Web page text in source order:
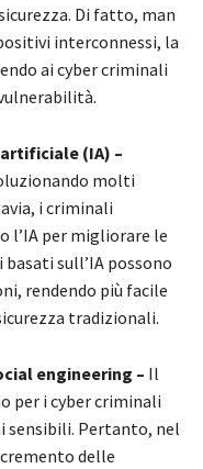
Di fatto, man
interconnessi, la
ai cyber criminali
(IA) –
molti
i criminali
l’IA per migliorare le
sull’IA possono
rendendo più facile
tradizionali.
engineering – Il
per i cyber criminali
sensibili. Pertanto, nel
delle